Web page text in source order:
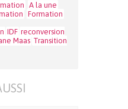
A la une
Formation
IDF reconversion
Maas Transition